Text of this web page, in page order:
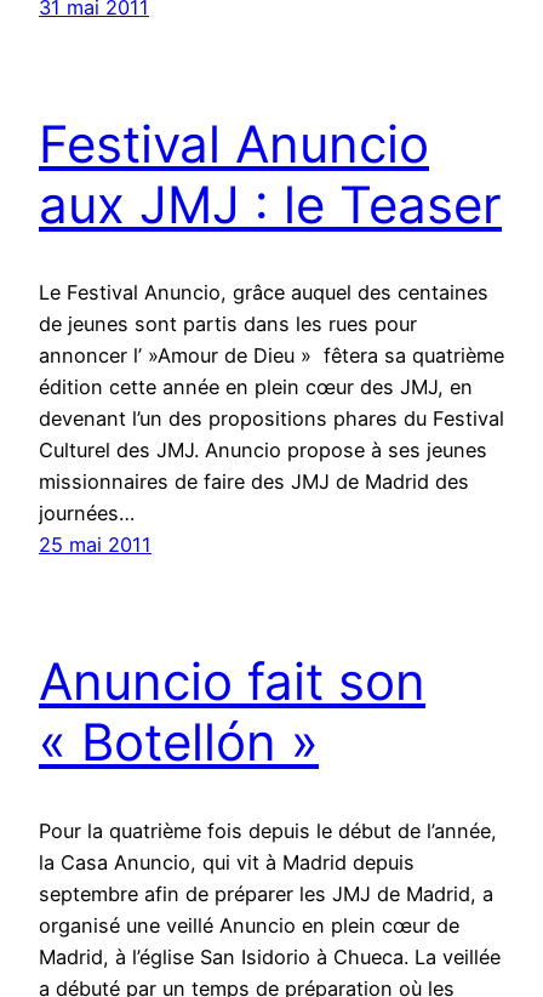
31 mai 2011
Festival Anuncio
aux JMJ : le Teaser
Le Festival Anuncio, grâce auquel des centaines
de jeunes sont partis dans les rues pour
annoncer l’ »Amour de Dieu » fêtera sa quatrième
édition cette année en plein cœur des JMJ, en
devenant l’un des propositions phares du Festival
Culturel des JMJ. Anuncio propose à ses jeunes
missionnaires de faire des JMJ de Madrid des
journées…
25 mai 2011
Anuncio fait son
« Botellón »
Pour la quatrième fois depuis le début de l’année,
la Casa Anuncio, qui vit à Madrid depuis
septembre afin de préparer les JMJ de Madrid, a
organisé une veillé Anuncio en plein cœur de
Madrid, à l’église San Isidorio à Chueca. La veillée
a débuté par un temps de préparation où les